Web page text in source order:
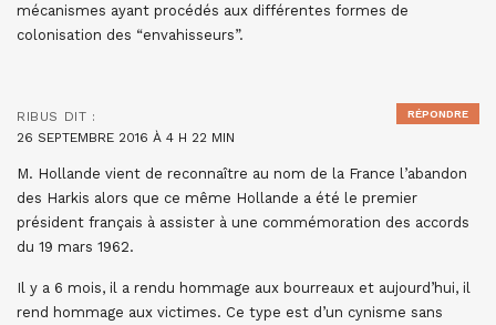
mécanismes ayant procédés aux différentes formes de
colonisation des “envahisseurs”.
RIBUS DIT :
26 SEPTEMBRE 2016 À 4 H 22 MIN
M. Hollande vient de reconnaître au nom de la France l’abandon
des Harkis alors que ce même Hollande a été le premier
président français à assister à une commémoration des accords
du 19 mars 1962.
Il y a 6 mois, il a rendu hommage aux bourreaux et aujourd’hui, il
rend hommage aux victimes. Ce type est d’un cynisme sans
RÉPONDRE